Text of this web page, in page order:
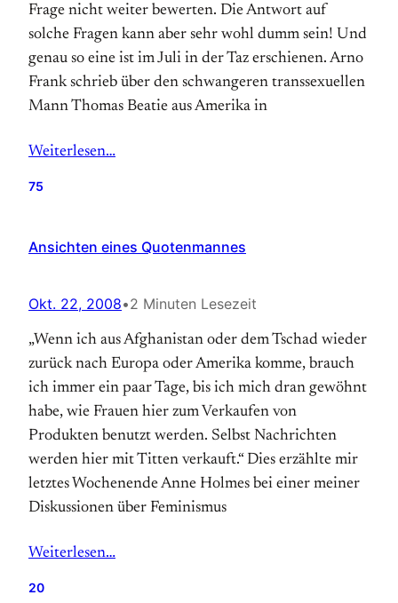
Frage nicht weiter bewerten. Die Antwort auf
solche Fragen kann aber sehr wohl dumm sein! Und
genau so eine ist im Juli in der Taz erschienen. Arno
Frank schrieb über den schwangeren transsexuellen
Mann Thomas Beatie aus Amerika in
Weiterlesen…
75
Ansichten eines Quotenmannes
Okt. 22, 2008•2 Minuten Lesezeit
„Wenn ich aus Afghanistan oder dem Tschad wieder
zurück nach Europa oder Amerika komme, brauch
ich immer ein paar Tage, bis ich mich dran gewöhnt
habe, wie Frauen hier zum Verkaufen von
Produkten benutzt werden. Selbst Nachrichten
werden hier mit Titten verkauft.“ Dies erzählte mir
letztes Wochenende Anne Holmes bei einer meiner
Diskussionen über Feminismus
Weiterlesen…
20